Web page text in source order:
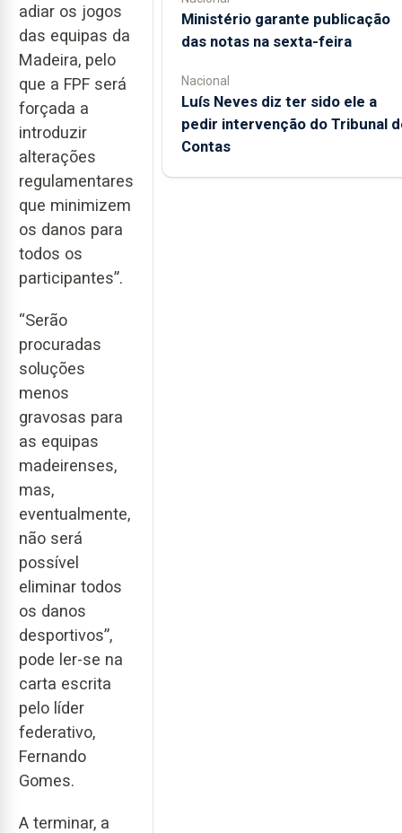
adiar os jogos
das equipas da
Madeira, pelo
que a FPF será
forçada a
introduzir
alterações
regulamentares
que minimizem
os danos para
todos os
participantes”.
“Serão
procuradas
soluções
menos
gravosas para
as equipas
madeirenses,
mas,
eventualmente,
não será
possível
eliminar todos
os danos
desportivos”,
pode ler-se na
carta escrita
pelo líder
federativo,
Fernando
Gomes.
A terminar, a
Ministério garante publicação
das notas na sexta-feira
Nacional
Luís Neves diz ter sido ele a
pedir intervenção do Tribunal
Contas